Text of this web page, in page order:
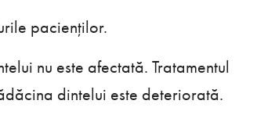
pacienților.
nu este afectată. Tratamentul
dintelui este deteriorată.